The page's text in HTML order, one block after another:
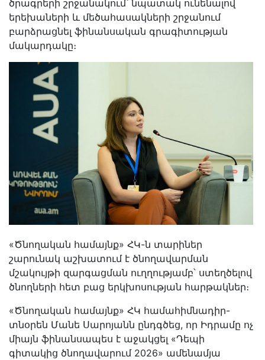
ծրագրերի շրջանակում՝ նպատակ ունենալով
երեխաների և մեծահասակների շրջանում
բարձրացնել ֆինանսական գրագիտության
մակարդակը։
«Ծնողական համայնք» ՀԿ-ն տարիներ
շարունակ աշխատում է ծնողավարման
մշակույթի զարգացման ուղղությամբ՝ ստեղծելով
ծնողների հետ բաց երկխոսության հարթակներ։
«Ծնողական համայնք» ՀԿ համահիմնադիր-
տնօրեն Մանե Սարոյանն ընդգծեց, որ Իդրամը ոչ
միայն ֆինանսապես է աջակցել «Դեպի
գիտակից ծնողավարում 2026» ամենամյա